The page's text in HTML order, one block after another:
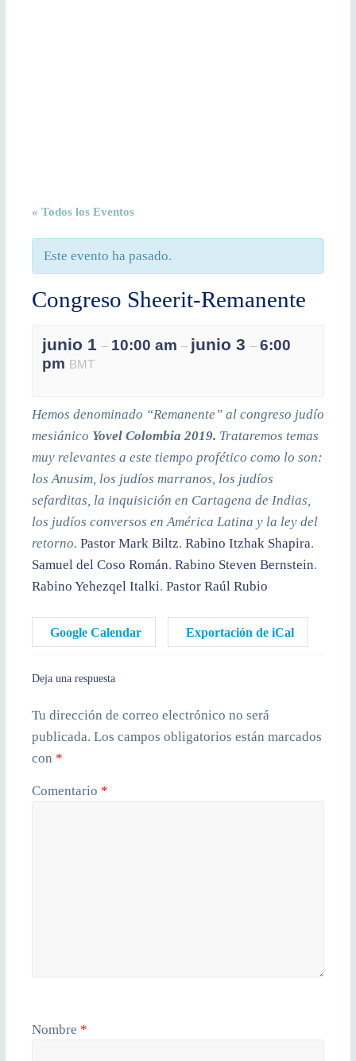
« Todos los Eventos
Este evento ha pasado.
Congreso Sheerit-Remanente
junio 1 – 10:00 am – junio 3 – 6:00
pm BMT
Hemos denominado “Remanente” al congreso judío
mesiánico Yovel Colombia 2019. Trataremos temas
muy relevantes a este tiempo profético como lo son:
los Anusim, los judíos marranos, los judíos
sefarditas, la inquisición en Cartagena de Indias,
los judíos conversos en América Latina y la ley del
retorno. Pastor Mark Biltz. Rabino Itzhak Shapira.
Samuel del Coso Román. Rabino Steven Bernstein.
Rabino Yehezqel Italki. Pastor Raúl Rubio
Google Calendar Exportación de iCal
Deja una respuesta
Tu dirección de correo electrónico no será
publicada. Los campos obligatorios están marcados
con *
Comentario *
Nombre *